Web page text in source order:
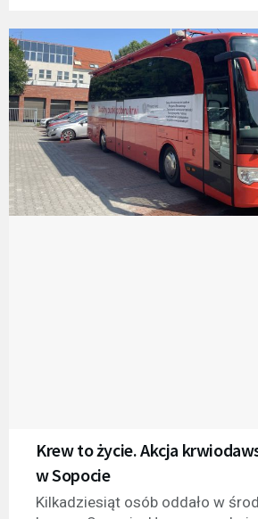
Krew to życie. Akcja
w Sopocie
Kilkadziesiąt osób oddało w